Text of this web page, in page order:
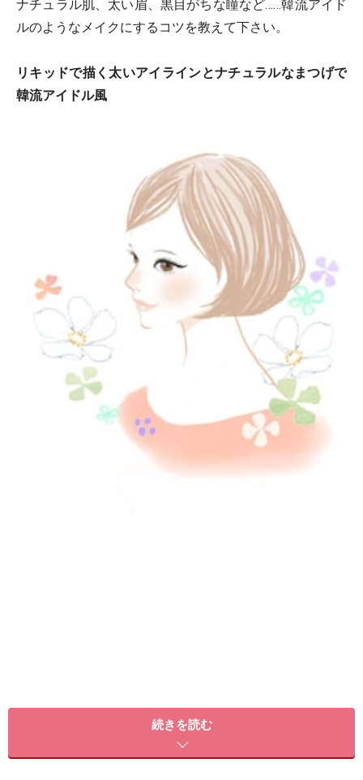
ナチュラル肌、太い眉、黒目がちな瞳など……韓流アイド
ルのようなメイクにするコツを教えて下さい。
リキッドで描く太いアイラインとナチュラルなまつげで
韓流アイドル風
韓流アイドルのメイクのコツはアイラインです!リキッド
続きを読む